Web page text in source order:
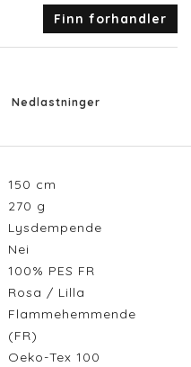
Finn forhandler
Nedlastninger
150 cm
270 g
Lysdempende
Nei
100% PES FR
Rosa / Lilla
Flammehemmende
(FR)
Oeko-Tex 100